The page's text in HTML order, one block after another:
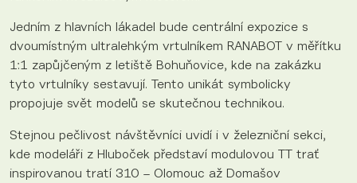
Jedním z hlavních lákadel bude centrální expozice s
dvoumístným ultralehkým vrtulníkem RANABOT v měřítku
1:1 zapůjčeným z letiště Bohuňovice, kde na zakázku
tyto vrtulníky sestavují. Tento unikát symbolicky
propojuje svět modelů se skutečnou technikou.
Stejnou pečlivost návštěvníci uvidí i v železniční sekci,
kde modeláři z Hluboček představí modulovou TT trať
inspirovanou tratí 310 – Olomouc až Domašov